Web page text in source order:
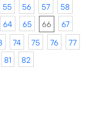
55 56 57
58
64 65 66
67
74 75 76
77
81 82